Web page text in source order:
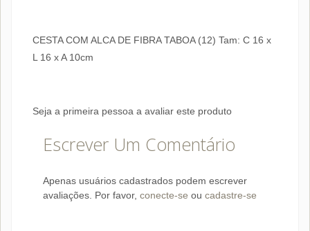
CESTA COM ALCA DE FIBRA TABOA (12) Tam: C 16 x
L 16 x A 10cm
Seja a primeira pessoa a avaliar este produto
Escrever Um Comentário
Apenas usuários cadastrados podem escrever
avaliações. Por favor, conecte-se ou cadastre-se